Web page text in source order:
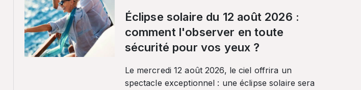
Éclipse solaire du 12 août 2026 :
comment l'observer en toute
sécurité pour vos yeux ?
Le mercredi 12 août 2026, le ciel offrira un
spectacle exceptionnel : une éclipse solaire sera